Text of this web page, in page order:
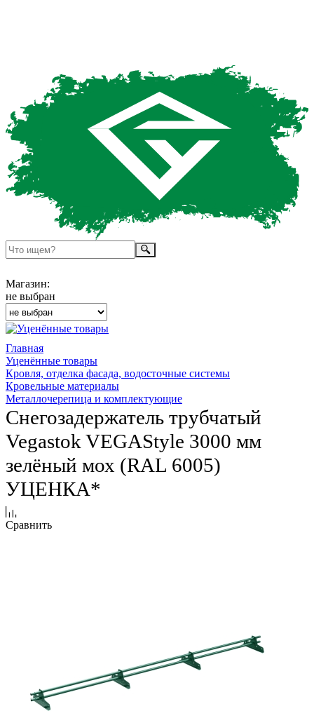
Магазин:
не выбран
Главная
Уценённые товары
Кровля, отделка фасада, водосточные системы
Кровельные материалы
Металлочерепица и комплектующие
Снегозадержатель трубчатый
Vegastok VEGAStyle 3000 мм
зелёный мох (RAL 6005)
УЦЕНКА*
Сравнить